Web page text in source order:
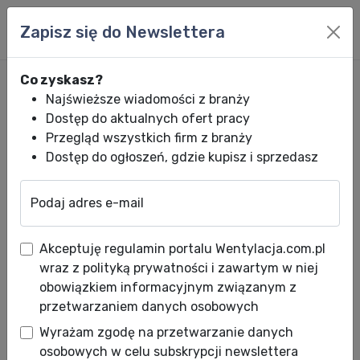
Galmet. Nowy wizerunek
marki.
Data publikacji: 21.02.2012
Galmet, niegdyś jednoosobowy zakład
Zapisz się do Newslettera
Co zyskasz?
Najświeższe wiadomości z branży
Dostęp do aktualnych ofert pracy
Przegląd wszystkich firm z branży
Dostęp do ogłoszeń, gdzie kupisz i sprzedasz
Podaj adres e-mail
Akceptuję regulamin portalu Wentylacja.com.pl
wraz z polityką prywatności i zawartym w niej
obowiązkiem informacyjnym związanym z
przetwarzaniem danych osobowych
Wyrażam zgodę na przetwarzanie danych
osobowych w celu subskrypcji newslettera